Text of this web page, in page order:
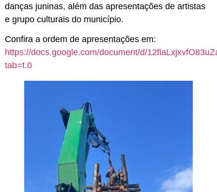
danças juninas, além das apresentações de artistas
e grupo culturais do município.
Confira a ordem de apresentações em:
https://docs.google.com/document/d/
tab=t.0